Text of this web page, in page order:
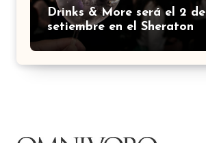
Drinks & More será el 2 de
setiembre en el Sheraton